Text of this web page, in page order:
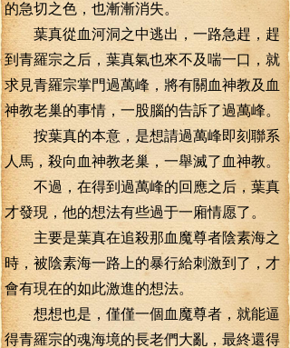
的急切之色，也漸漸消失。
葉真從血河洞之中逃出，一路急趕，趕
到青羅宗之后，葉真氣也來不及喘一口，就
求見青羅宗掌門過萬峰，將有關血神教及血
神教老巢的事情，一股腦的告訴了過萬峰。
按葉真的本意，是想請過萬峰即刻聯系
人馬，殺向血神教老巢，一舉滅了血神教。
不過，在得到過萬峰的回應之后，葉真
才發現，他的想法有些過于一廂情愿了。
主要是葉真在追殺那血魔尊者陰素海之
時，被陰素海一路上的暴行給刺激到了，才
會有現在的如此激進的想法。
想想也是，僅僅一個血魔尊者，就能逼
得青羅宗的魂海境的長老們大亂，最終還得